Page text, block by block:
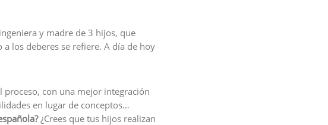
y madre de 3 hijos, que
los deberes se refiere. A día de hoy
proceso, con una mejor integración
en lugar de conceptos…
¿Crees que tus hijos realizan